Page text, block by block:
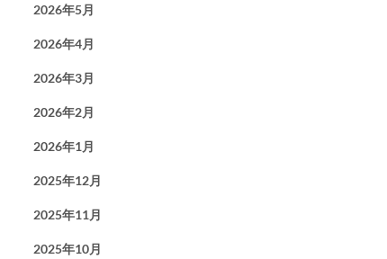
2026年5月
2026年4月
2026年3月
2026年2月
2026年1月
2025年12月
2025年11月
2025年10月